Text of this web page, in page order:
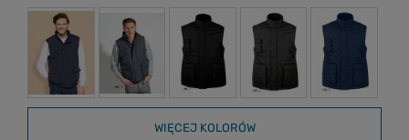
WIĘCEJ KOLORÓW